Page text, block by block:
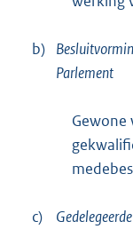
b)
Parlement
Gewone
c)